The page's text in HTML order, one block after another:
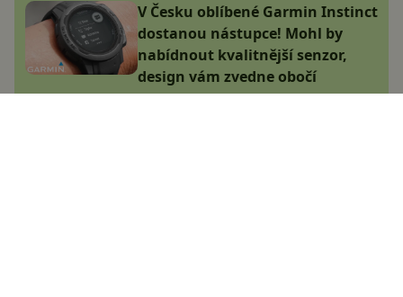
V Česku oblíbené Garmin Instinct
dostanou nástupce! Mohl by
nabídnout kvalitnější senzor,
design vám zvedne obočí